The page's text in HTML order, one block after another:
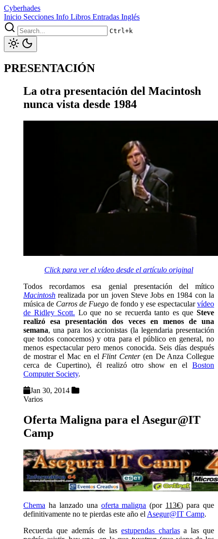
Cyberhades
Inicio Secciones Info Libros Entradas Inglés
Ctrl+k
PRESENTACIÓN
La otra presentación del Macintosh
nunca vista desde 1984
Click para ver el vídeo desde el artículo original
Todos recordamos esa genial presentación del mítico
Macintosh realizada por un joven Steve Jobs en 1984 con la
música de Carros de Fuego de fondo y ese espectacularvídeo
de Ridley Scott. Lo que no se recuerda tanto es queSteve
realizó esa presentación dos veces en menos de una
semana, una para los accionistas (la legendaria presentación
que todos conocemos) y otra para el público en general, no
menos espectacular pero menos conocida. Seis días después
de mostrar el Mac en el Flint Center(en De Anza Collegue
cerca de Cupertino), él realizó otro show en el Boston
Computer Society.
Jan 30, 2014
Varios
Oferta Maligna para el Asegur@IT
Camp
Chema ha lanzado una oferta maligna (por 113€) para que
definitivamente no te pierdas este año el Asegur@IT Camp.
Recuerda que además de las estupendas charlasa las que